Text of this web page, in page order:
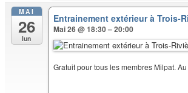
MAI
26
lun
Entrainement extérieur à Trois-
Mai 26 @ 18:30 – 20:00
Gratuit pour tous les membres Milpat.